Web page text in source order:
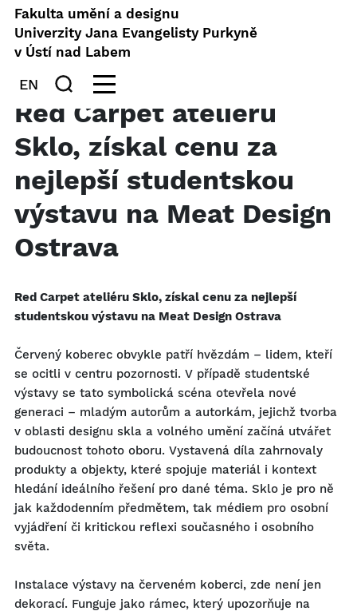
Fakulta umění a designu
Univerzity Jana Evangelisty Purkyně
v Ústí nad Labem
EN
Red Carpet ateliéru
Sklo, získal cenu za
nejlepší studentskou
výstavu na Meat Design
Ostrava
Red Carpet ateliéru Sklo, získal cenu za nejlepší
studentskou výstavu na Meat Design Ostrava
Červený koberec obvykle patří hvězdám – lidem, kteří
se ocitli v centru pozornosti. V případě studentské
výstavy se tato symbolická scéna otevřela nové
generaci – mladým autorům a autorkám, jejichž tvorba
v oblasti designu skla a volného umění začíná utvářet
budoucnost tohoto oboru. Vystavená díla zahrnovaly
produkty a objekty, které spojuje materiál i kontext
hledání ideálního řešení pro dané téma. Sklo je pro ně
jak každodenním předmětem, tak médiem pro osobní
vyjádření či kritickou reflexi současného i osobního
světa.
Instalace výstavy na červeném koberci, zde není jen
dekorací. Funguje jako rámec, který upozorňuje na